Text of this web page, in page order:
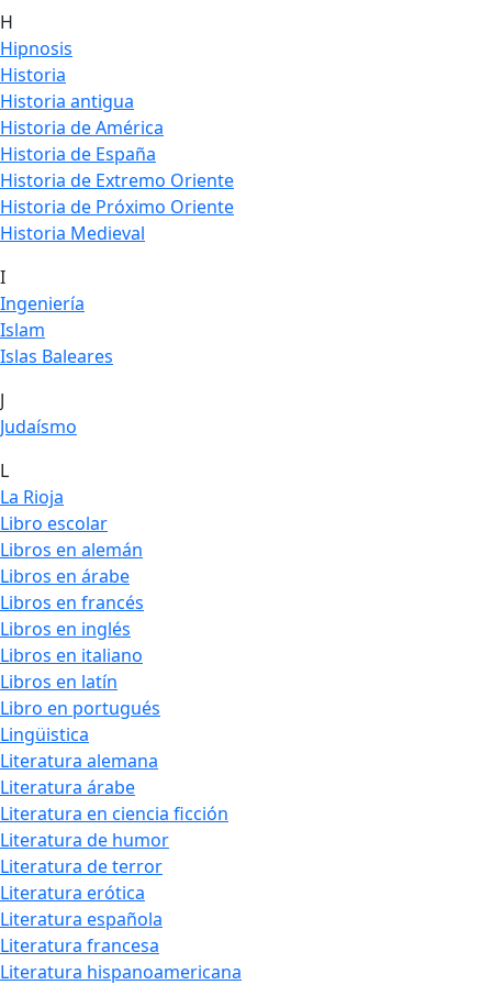
H
Hipnosis
Historia
Historia antigua
Historia de América
Historia de España
Historia de Extremo Oriente
Historia de Próximo Oriente
Historia Medieval
I
Ingeniería
Islam
Islas Baleares
J
Judaísmo
L
La Rioja
Libro escolar
Libros en alemán
Libros en árabe
Libros en francés
Libros en inglés
Libros en italiano
Libros en latín
Libro en portugués
Lingüistica
Literatura alemana
Literatura árabe
Literatura en ciencia ficción
Literatura de humor
Literatura de terror
Literatura erótica
Literatura española
Literatura francesa
Literatura hispanoamericana